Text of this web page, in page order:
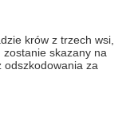
krów z trzech wsi,
zostanie skazany na
odszkodowania za